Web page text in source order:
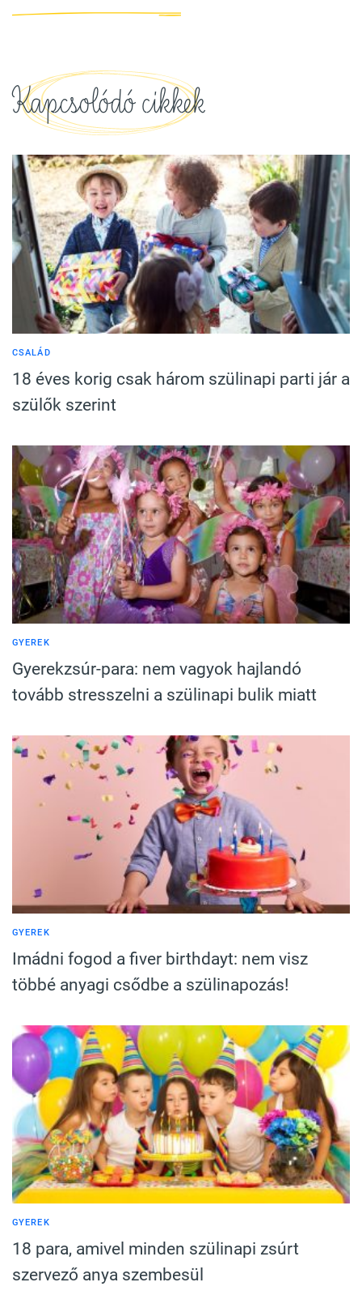
Kapcsolódó cikkek
CSALÁD
18 éves korig csak három szülinapi parti jár a
szülők szerint
GYEREK
Gyerekzsúr-para: nem vagyok hajlandó
tovább stresszelni a szülinapi bulik miatt
GYEREK
Imádni fogod a fiver birthdayt: nem visz
többé anyagi csődbe a szülinapozás!
GYEREK
18 para, amivel minden szülinapi zsúrt
szervező anya szembesül